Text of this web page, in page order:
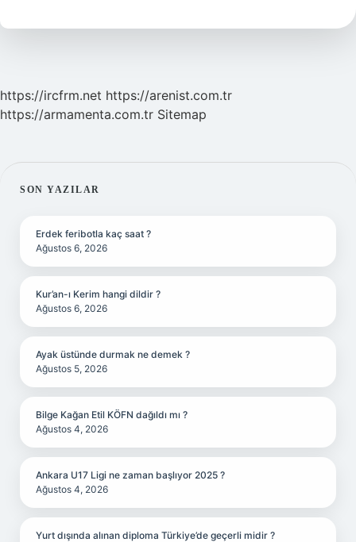
https://ircfrm.net https://arenist.com.tr
https://armamenta.com.tr Sitemap
SIDEBAR
SON YAZILAR
Erdek feribotla kaç saat ?
Ağustos 6, 2026
Kur’an-ı Kerim hangi dildir ?
Ağustos 6, 2026
Ayak üstünde durmak ne demek ?
Ağustos 5, 2026
Bilge Kağan Etil KÖFN dağıldı mı ?
Ağustos 4, 2026
Ankara U17 Ligi ne zaman başlıyor 2025 ?
Ağustos 4, 2026
Yurt dışında alınan diploma Türkiye’de geçerli midir ?